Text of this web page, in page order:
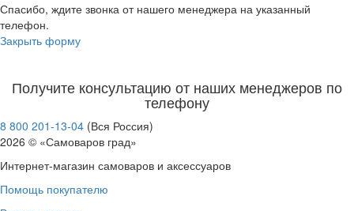
Спасибо, ждите звонка от нашего менеджера на указанный
телефон.
Закрыть форму
Получите консультацию от наших менеджеров по
телефону
8 800 201-13-04 (Вся Россия)
2026 © «Самоваров град»
Интернет-магазин самоваров и аксессуаров
Помощь покупателю